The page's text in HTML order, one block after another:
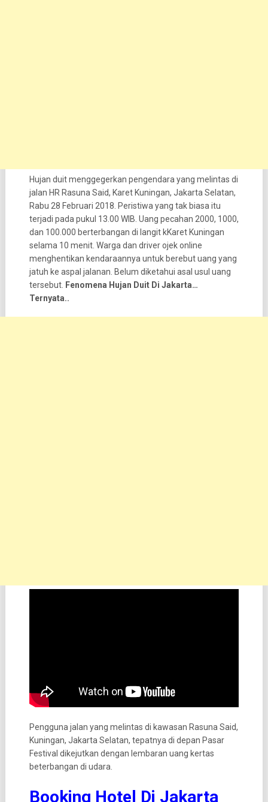
Hujan duit menggegerkan pengendara yang melintas di
jalan HR Rasuna Said, Karet Kuningan, Jakarta Selatan,
Rabu 28 Februari 2018. Peristiwa yang tak biasa itu
terjadi pada pukul 13.00 WIB. Uang pecahan 2000, 1000,
dan 100.000 berterbangan di langit kKaret Kuningan
selama 10 menit. Warga dan driver ojek online
menghentikan kendaraannya untuk berebut uang yang
jatuh ke aspal jalanan. Belum diketahui asal usul uang
tersebut. Fenomena Hujan Duit Di Jakarta…
Ternyata..
Pengguna jalan yang melintas di kawasan Rasuna Said,
Kuningan, Jakarta Selatan, tepatnya di depan Pasar
Festival dikejutkan dengan lembaran uang kertas
beterbangan di udara.
Booking Hotel Di Jakarta